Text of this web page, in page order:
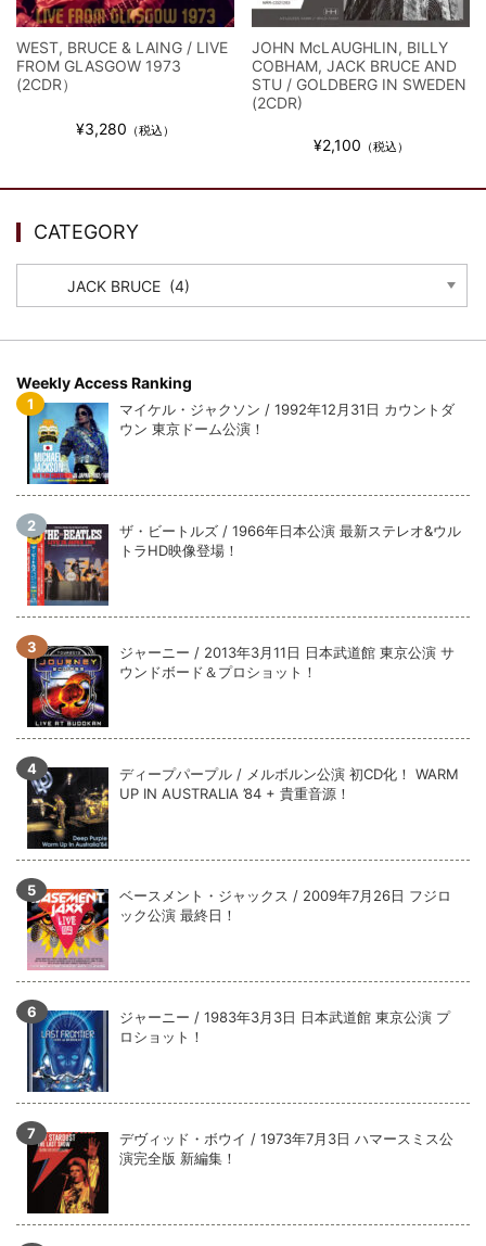
スコーピオンズ / 2024年6月15日 リスボン公演 FHD 完全収録！
*NEW RELEASE (最新約3ヶ月)
2024.6.20
マネスキン / 2024年6月9日 ドイツ ROCK AM RING 公演 FHD 完
全収録！
2024.6.9
リアム・ギャラガー / 2024年6月1日 英国シェフィールド公演 完
*NEW RELEASE (最新約3ヶ月)
2024.6.9
*NEW RELEASE (最新約3ヶ月)
ユーライア・ヒープ / 2023年8月3日 ドイツ W.O.A. 公演 FHD 完
全収録！
*NEW RELEASE (最新約3ヶ月)
2024.6.9
ジャーニー / 1979年5月8+9日 コロラド州 2公演 SBD 完全収録！
WEST, BRUCE & LAING / LIVE
FROM GLASGOW 1973
(2CDR）
¥3,280 （税込）
JOHN McLAUGHLIN, BILLY
COBHAM, JACK BRUCE AND
STU / GOLDBERG IN SWEDEN
(2CDR)
¥2,100 （税込）
CATEGORY
Weekly Access Ranking
マイケル・ジャクソン / 1992年12月31日 カウントダ
ウン 東京ドーム公演！
ザ・ビートルズ / 1966年日本公演 最新ステレオ&ウル
トラHD映像登場！
ジャーニー / 2013年3月11日 日本武道館 東京公演 サ
ウンドボード＆プロショット！
ディープパープル / メルボルン公演 初CD化！ WARM
UP IN AUSTRALIA ’84 + 貴重音源！
ベースメント・ジャックス / 2009年7月26日 フジロ
ック公演 最終日！
ジャーニー / 1983年3月3日 日本武道館 東京公演 プ
ロショット！
デヴィッド・ボウイ / 1973年7月3日 ハマースミス公
演完全版 新編集！